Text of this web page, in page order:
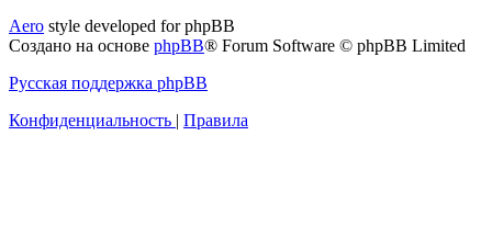
администрацией
Aero style developed for phpBB
Создано на основе phpBB® Forum Software © phpBB Limited
Русская поддержка phpBB
Конфиденциальность | Правила